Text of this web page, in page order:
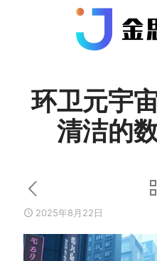
环卫元宇
清洁的
2025年8月22日